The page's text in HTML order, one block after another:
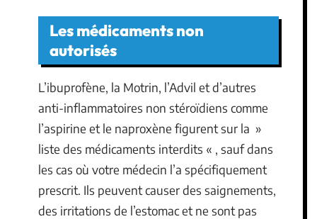
Les médicaments non
autorisés
L’ibuprofène, la Motrin, l’Advil et d’autres
anti-inflammatoires non stéroïdiens comme
l’aspirine et le naproxène figurent sur la »
liste des médicaments interdits « , sauf dans
les cas où votre médecin l’a spécifiquement
prescrit. Ils peuvent causer des saignements,
des irritations de l’estomac et ne sont pas